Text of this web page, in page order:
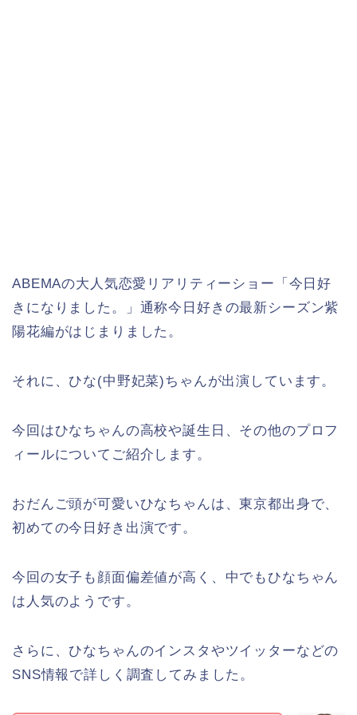
ABEMAの大人気恋愛リアリティーショー「今日好
きになりました。」通称今日好きの最新シーズン紫
陽花編がはじまりました。
それに、ひな(中野妃菜)ちゃんが出演しています。
今回はひなちゃんの高校や誕生日、その他のプロフ
ィールについてご紹介します。
おだんご頭が可愛いひなちゃんは、東京都出身で、
初めての今日好き出演です。
今回の女子も顔面偏差値が高く、中でもひなちゃん
は人気のようです。
さらに、ひなちゃんのインスタやツイッターなどの
SNS情報で詳しく調査してみました。